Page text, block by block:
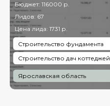
Бюджет: 116000 р.
Лидов: 67
Цена лида: 1731 р.
Строительство фундамента
Строительство дач коттеджей
Ярославская область